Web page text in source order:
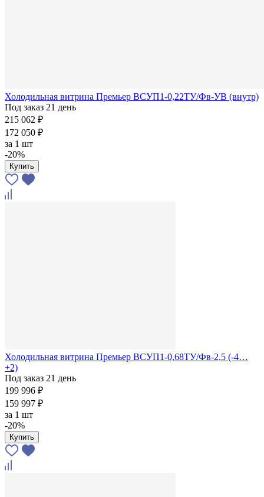
Холодильная витрина Премьер ВСУП1-0,22ТУ/Фв-УВ (внутр)
Под заказ 21 день
215 062 ₽
172 050 ₽
за 1 шт
-20%
Купить
Холодильная витрина Премьер ВСУП1-0,68ТУ/Фв-2,5 (-4…
+2)
Под заказ 21 день
199 996 ₽
159 997 ₽
за 1 шт
-20%
Купить